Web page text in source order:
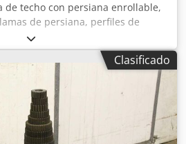
de techo con persiana enrollable,
de persiana, perfiles de
-Frontal 40: kit de manija alta
Dimensiones, consultar: fotos/lista
-Dimensiones: 2800/1150/A550
Clasificado